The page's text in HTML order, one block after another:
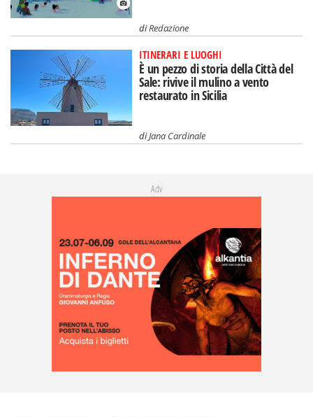
diRedazione
ITINERARI E LUOGHI
È un pezzo di storia della Città del
Sale: rivive il mulino a vento
restaurato in Sicilia
diJana Cardinale
Adv